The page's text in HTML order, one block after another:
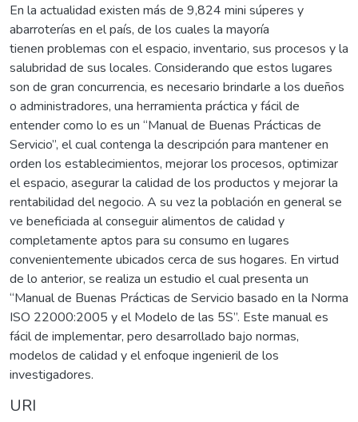
En la actualidad existen más de 9,824 mini súperes y
abarroterías en el país, de los cuales la mayoría
tienen problemas con el espacio, inventario, sus procesos y la
salubridad de sus locales. Considerando que estos lugares
son de gran concurrencia, es necesario brindarle a los dueños
o administradores, una herramienta práctica y fácil de
entender como lo es un “Manual de Buenas Prácticas de
Servicio”, el cual contenga la descripción para mantener en
orden los establecimientos, mejorar los procesos, optimizar
el espacio, asegurar la calidad de los productos y mejorar la
rentabilidad del negocio. A su vez la población en general se
ve beneficiada al conseguir alimentos de calidad y
completamente aptos para su consumo en lugares
convenientemente ubicados cerca de sus hogares. En virtud
de lo anterior, se realiza un estudio el cual presenta un
“Manual de Buenas Prácticas de Servicio basado en la Norma
ISO 22000:2005 y el Modelo de las 5S”. Este manual es
fácil de implementar, pero desarrollado bajo normas,
modelos de calidad y el enfoque ingenieril de los
investigadores.
URI